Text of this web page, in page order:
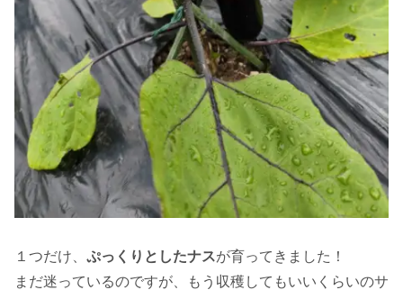
１つだけ、 ぷっくりとしたナスが育ってきました！
まだ迷っているのですが、もう収穫してもいいくらいのサ